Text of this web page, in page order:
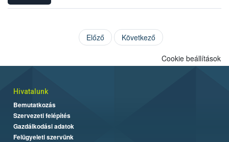
Előző Következő
Cookie beállítások
Hivatalunk
Bemutatkozás
Szervezeti felépítés
Gazdálkodási adatok
Felügyeleti szervünk